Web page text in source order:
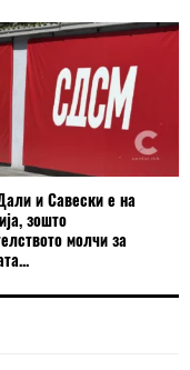
и Савески е на
зошто
молчи за